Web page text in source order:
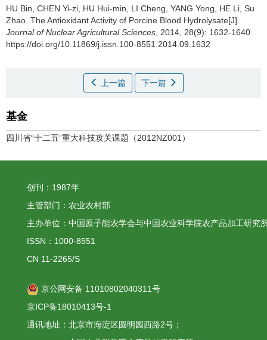
HU Bin, CHEN Yi-zi, HU Hui-min, LI Cheng, YANG Yong, HE Li, Su
Zhao. The Antioxidant Activity of Porcine Blood Hydrolysate[J].
Journal of Nuclear Agricultural Sciences , 2014, 28(9): 1632-1640
https://doi.org/10.11869/j.issn.100-8551.2014.09.1632
上一篇 下一篇
基金
四川省“十二五”重大科技攻关课题（2012NZ001）
创刊：1987年
主管部门：农业农村部
主办单位：中国原子能农学会与中国农业科学院农产品加工研究
ISSN：1000-8551
CN 11-2265/S
京公网安备 11010802040311号
京ICP备18010413号-1
通讯地址：北京市海淀区圆明园西路2号；